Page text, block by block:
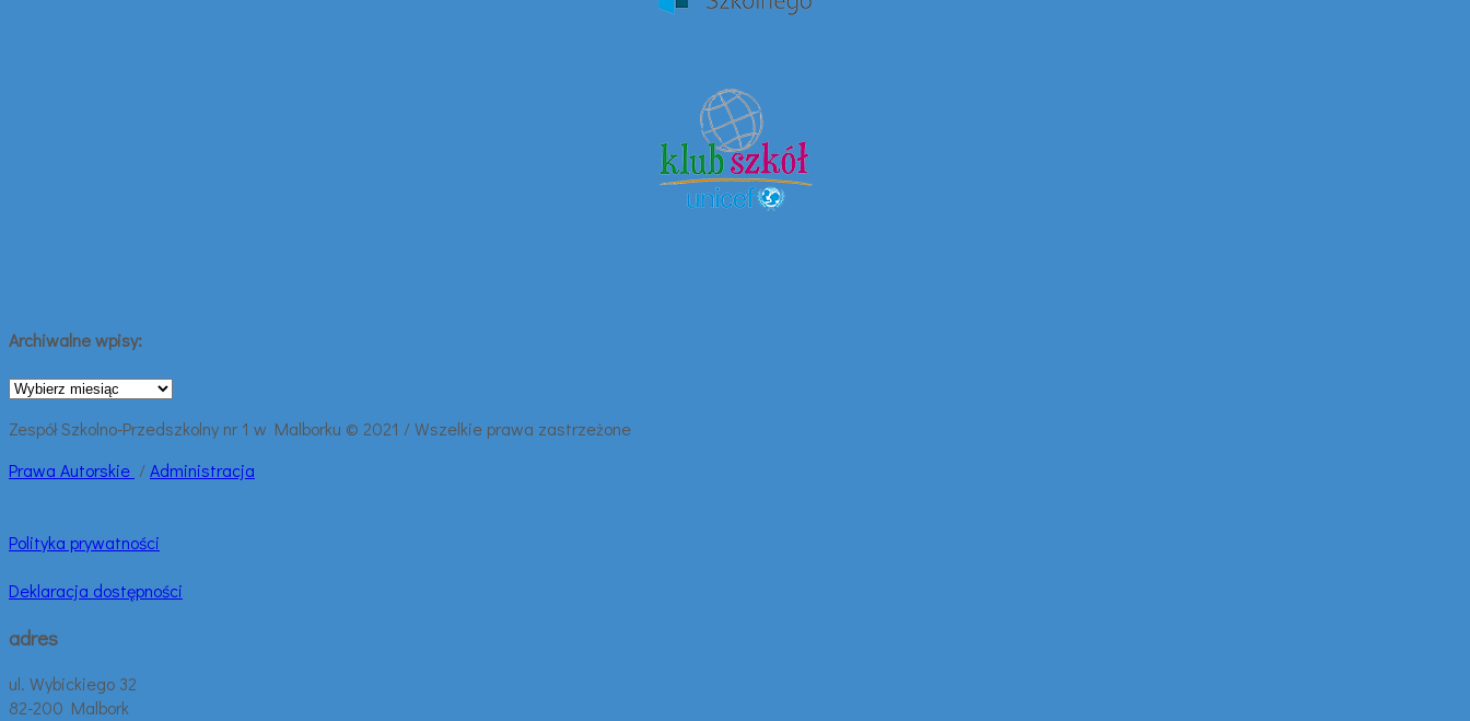
Archiwalne wpisy:
Archiwalne
Zespół Szkolno-Przedszkolny nr 1 w Malborku © 2021 / Wszelkie prawa zastrzeżone
Prawa Autorskie /Administracja
Polityka prywatności
Deklaracja dostępności
adres
ul. Wybickiego 32
82-200 Malbork